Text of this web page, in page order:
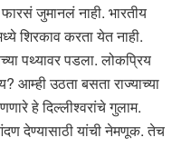
जुमानलं नाही. भारतीय
शिरकाव करता येत नाही.
पथ्यावर पडला. लोकप्रिय
आम्ही उठता बसता राज्याच्या
हे दिल्लीश्वरांचे गुलाम.
देण्यासाठी यांची नेमणूक. तेच